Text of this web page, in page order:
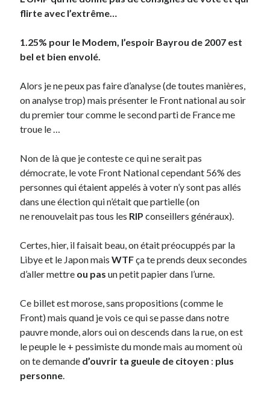
Entretien ménager dans
littlecelt
Comment j’ai opéré ma vélorution toute personnelle
AnthonydansComment j’ai opéré ma vélorution toute personnelle
Renaud Ducher
Comment j’ai opéré ma vélorution toute
personnelle
Commentaires récents
Entretien ménagerdansT’as vu quoi ? #52
JFdansC’était pas mieux avant… à Lyon
littleceltdansComment j’ai opéré ma vélorution toute personnelle
Renaud DucherdansComment j’ai opéré ma vélorution toute
personnelle
On parle de quoi ?
A Lyon
Bon plan du dimanche
Coup de coeur
Daddy
Engagé
flirte avec l’extrême…
1.25% pour le Modem, l’espoir Bayrou de 2007 est
bel et bien envolé.
Alors je ne peux pas faire d’analyse (de toutes manières,
on analyse trop) mais présenter le Front national au soir
du premier tour comme le second parti de France me
troue le …
Non de là que je conteste ce qui ne serait pas
démocrate, le vote Front National cependant 56% des
personnes qui étaient appelés à voter n’y sont pas allés
dans une élection qui n’était que partielle (on
ne renouvelait pas tous les RIP conseillers généraux).
Certes, hier, il faisait beau, on était préocuppés par la
Libye et le Japon maisWTFça te prends deux secondes
d’aller mettre ou pasun petit papier dans l’urne.
Ce billet est morose, sans propositions (comme le
Front) mais quand je vois ce qui se passe dans notre
pauvre monde, alors oui on descends dans la rue, on est
le peuple le + pessimiste du monde mais au moment où
on te demande d’ouvrir ta gueule de citoyen : plus
personne.